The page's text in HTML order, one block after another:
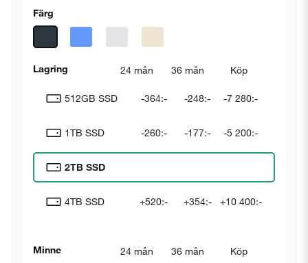
Färg
Lagring 24 mån 36 mån Köp
512GB SSD -364:- -248:- -7 280:-
1TB SSD -260:- -177:- -5 200:-
2TB SSD
4TB SSD +520:- +354:- +10 400:-
Minne 24 mån 36 mån Köp